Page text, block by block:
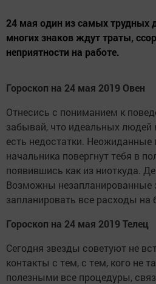
24 мая один из самых трудных
многих знаков ждут траты,
неприятности на работе.
Гороскоп на 24 мая 2019 Овен
Отнесись с пониманием к
забывай, что идеальных людей
есть недостатки. Неожиданные
начальника повергнут тебя в
появившись как из ниоткуда.
Возможны незапланированные
запланировать все расходы
Гороскоп на 24 мая 2019 Телец
Сегодня звезды советуют не
контакты с тем, с тем, кого не
полезными все процедуры,